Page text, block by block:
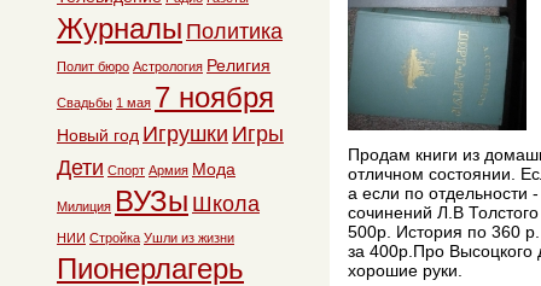
Продам книги из
отличном состоянии.
а если по отдельности
сочинений Л.В
500р. История по 360
за 400р.Про Высоцкого
хорошие руки.
Журналы Политика
Полит бюро Астрология Религия
Свадьбы 1 мая 7 ноября
Новый год Игрушки Игры
Дети Спорт Армия Мода
Милиция ВУЗы Школа
НИИ Стройка Ушли из жизни
Пионерлагерь